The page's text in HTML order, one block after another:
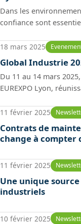
Dans les
confiance sont
18 mars 2025
Global Industrie
Du 11 au 14 mars
EUREXPO Lyon,
11 février 2025
Contrats de
change à compter
11 février 2025
Une unique
industriels
10 février 2025